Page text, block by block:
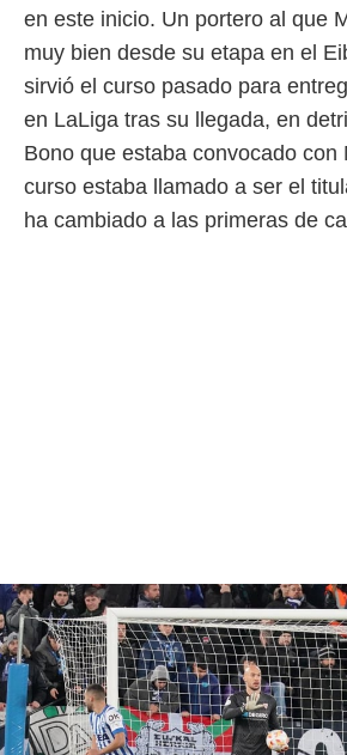
1199
en este inicio. Un portero al que
muy bien desde su etapa en el
sirvió el curso pasado para
en LaLiga tras su llegada, en
Bono que estaba convocado con
curso estaba llamado a ser el
ha cambiado a las primeras de